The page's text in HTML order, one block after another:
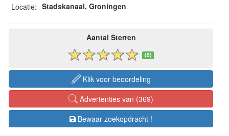
Locatie: Stadskanaal, Groningen
Aantal Sterren
(5)
Klik voor beoordeling
Advertenties van (369)
Bewaar zoekopdracht !